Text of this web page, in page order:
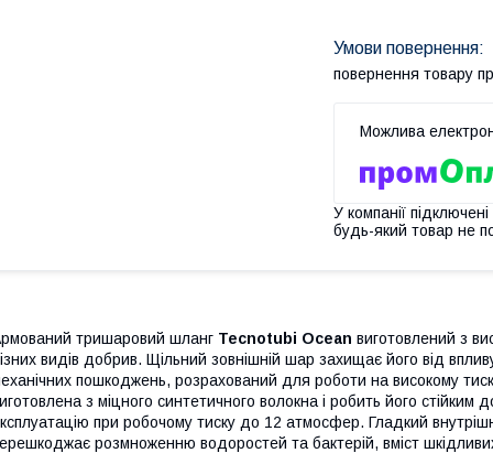
повернення товару
У компанії
будь-який товар не
тришаровий шланг Tecnotubi Ocean виготовлений з
видів добрив. Щільний зовнішній шар захищає його від
пошкоджень, розрахований для роботи на високому
з міцного синтетичного волокна і робить його стійким
при робочому тиску до 12 атмосфер. Гладкий
розмноженню водоростей та бактерій, вміст